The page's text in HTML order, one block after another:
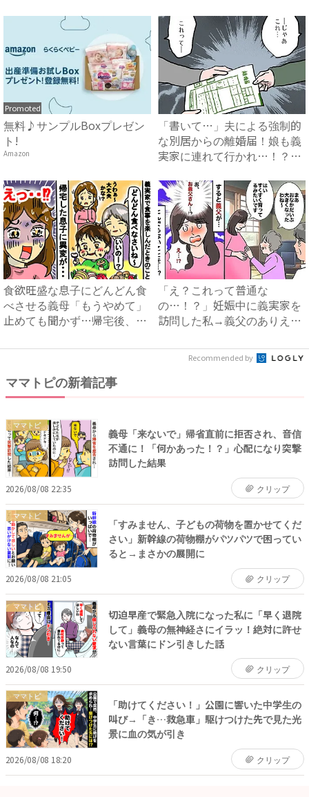
Promoted
無料♪サンプルBoxプレゼン
ト!
Amazon
「書いて…」夫による強制的
な別居からの離婚届！娘も義
実家に連れて行かれ…！？
食欲旺盛な息子にどんどん食
べさせる義母「もうやめて」
止めても聞かず…帰宅後、息
「え？これって普通な
の…！？」妊娠中に義実家を
訪問した私→義父のありえな
Recommended by
ママトピの新着記事
ママトピ
義母「来ないで」帰省直前に拒否され、音信
不通に！「何かあった！？」心配になり突撃
訪問した結果
2026/08/08 22:35 クリップ
ママトピ
「すみません、子どもの荷物を置かせてくだ
さい」新幹線の荷物棚がパツパツで困ってい
ると→まさかの展開に
2026/08/08 21:05 クリップ
ママトピ
切迫早産で緊急入院になった私に「早く退院
して」義母の無神経さにイラッ！絶対に許せ
ない言葉にドン引きした話
2026/08/08 19:50 クリップ
ママトピ
「助けてください！」公園に響いた中学生の
叫び→「き…救急車」駆けつけた先で見た光
景に血の気が引き
2026/08/08 18:20 クリップ